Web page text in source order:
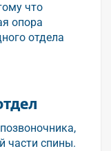
что
опора
отдела
части спины.